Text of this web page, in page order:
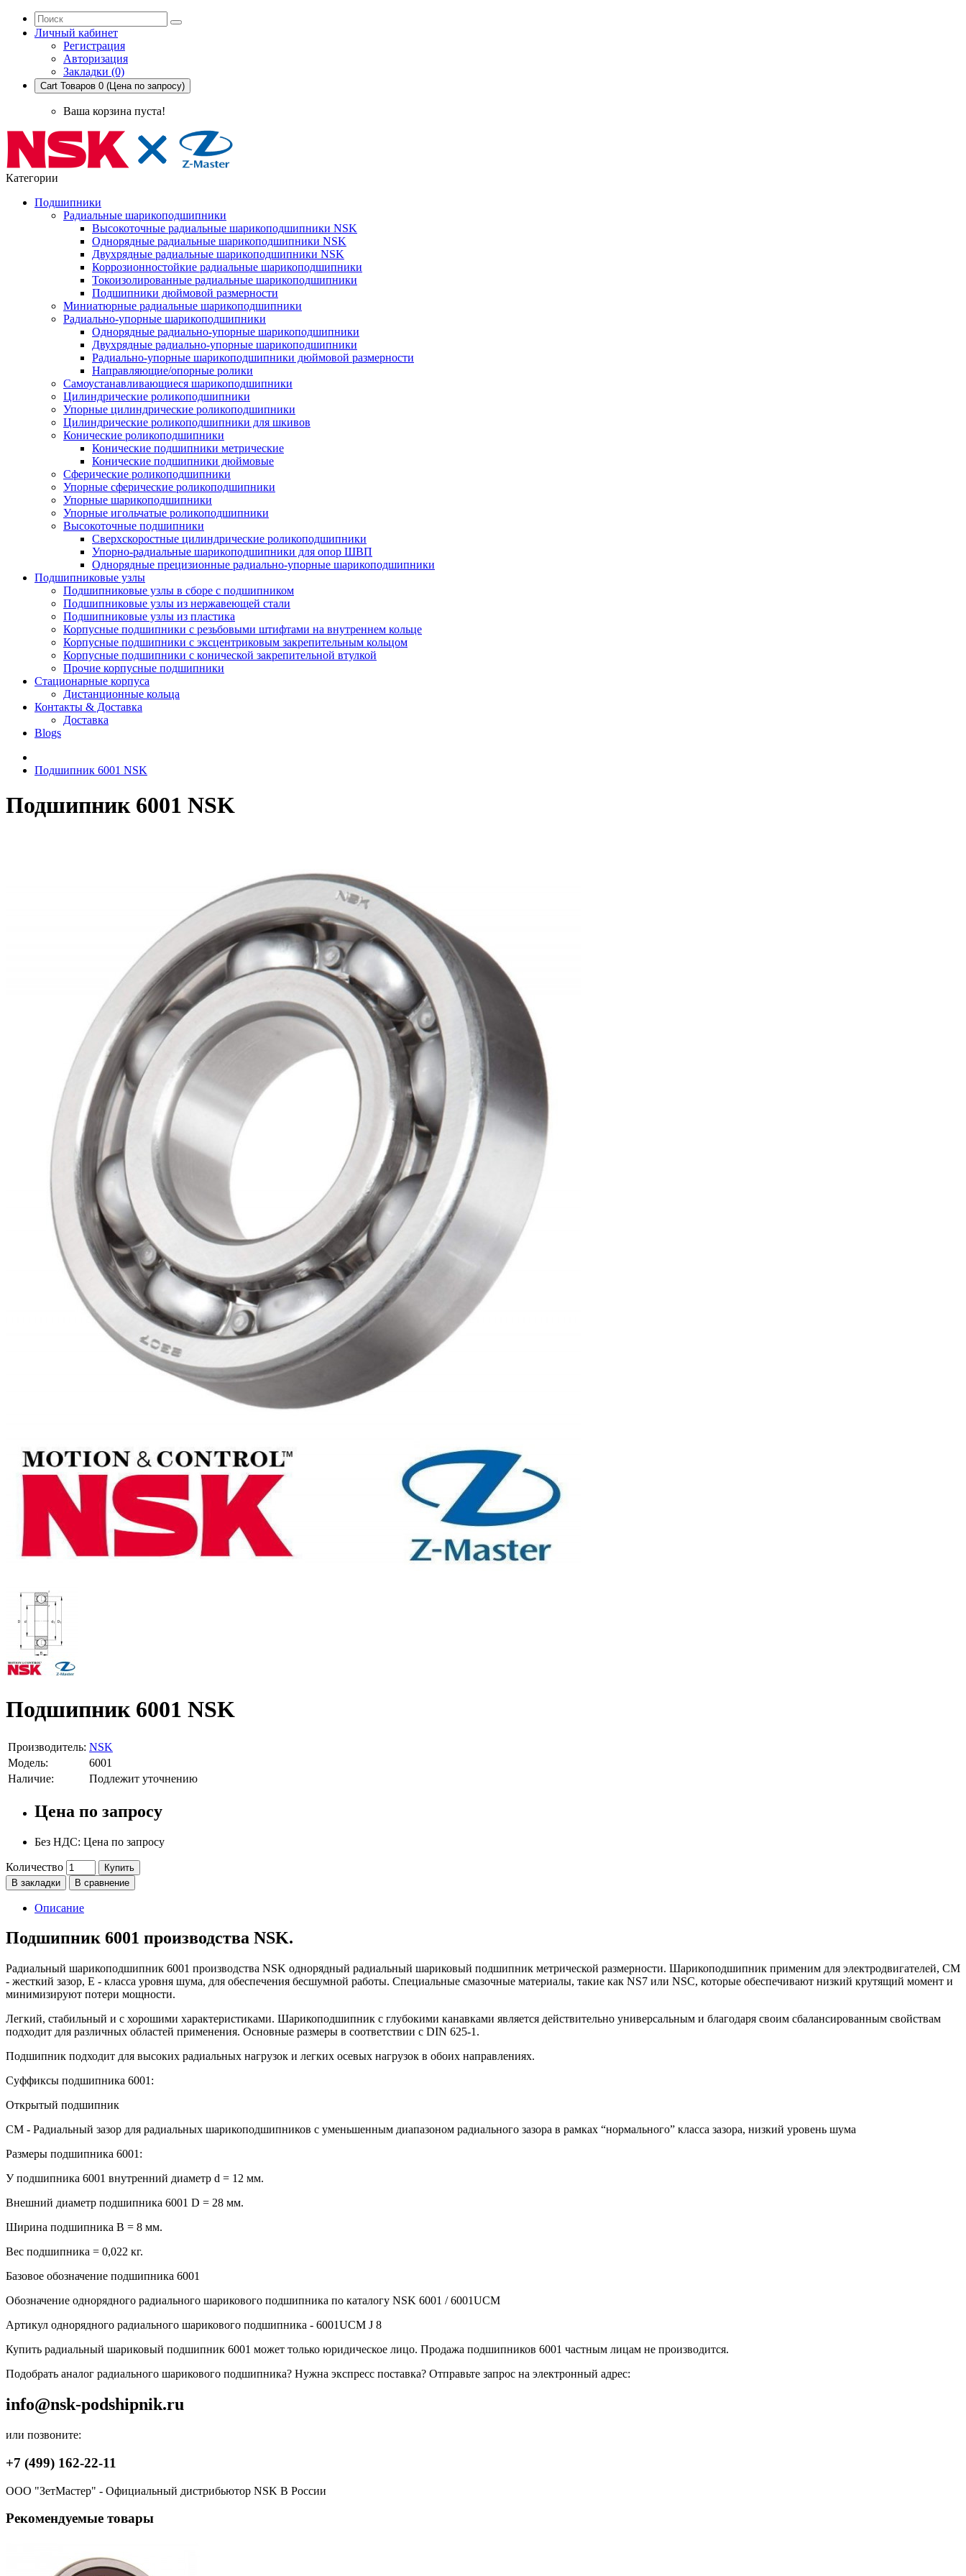
Личный кабинет
Регистрация
Авторизация
Закладки (0)
Cart Товаров 0 (Цена по запросу)
Ваша корзина пуста!
Категории
Подшипники
Радиальные шарикоподшипники
Высокоточные радиальные шарикоподшипники NSK
Однорядные радиальные шарикоподшипники NSK
Двухрядные радиальные шарикоподшипники NSK
Коррозионностойкие радиальные шарикоподшипники
Токоизолированные радиальные шарикоподшипники
Подшипники дюймовой размерности
Миниатюрные радиальные шарикоподшипники
Радиально-упорные шарикоподшипники
Однорядные радиально-упорные шарикоподшипники
Двухрядные радиально-упорные шарикоподшипники
Радиально-упорные шарикоподшипники дюймовой размерности
Направляющие/опорные ролики
Самоустанавливающиеся шарикоподшипники
Цилиндрические роликоподшипники
Упорные цилиндрические роликоподшипники
Цилиндрические роликоподшипники для шкивов
Конические роликоподшипники
Конические подшипники метрические
Конические подшипники дюймовые
Сферические роликоподшипники
Упорные сферические роликоподшипники
Упорные шарикоподшипники
Упорные игольчатые роликоподшипники
Высокоточные подшипники
Сверхскоростные цилиндрические роликоподшипники
Упорно-радиальные шарикоподшипники для опор ШВП
Однорядные прецизионные радиально-упорные шарикоподшипники
Подшипниковые узлы
Подшипниковые узлы в сборе с подшипником
Подшипниковые узлы из нержавеющей стали
Подшипниковые узлы из пластика
Корпусные подшипники с резьбовыми штифтами на внутреннем кольце
Корпусные подшипники с эксцентриковым закрепительным кольцом
Корпусные подшипники с конической закрепительной втулкой
Прочие корпусные подшипники
Стационарные корпуса
Дистанционные кольца
Контакты & Доставка
Доставка
Blogs
Подшипник 6001 NSK
Подшипник 6001 NSK
Подшипник 6001 NSK
Производитель: NSK
Модель:
6001
Наличие:
Подлежит уточнению
Цена по запросу
Без НДС: Цена по запросу
Количество
Купить
В закладки
В сравнение
Описание
Подшипник 6001 производства NSK.
Радиальный шарикоподшипник 6001 производства NSK однорядный радиальный шариковый подшипник метрической размерности. Шарикоподшипник применим для электродвигателей, СМ
- жесткий зазор, Е - класса уровня шума, для обеспечения бесшумной работы. Специальные смазочные материалы, такие как NS7 или NSC, которые обеспечивают низкий крутящий момент и
минимизируют потери мощности.
Легкий, стабильный и с хорошими характеристиками. Шарикоподшипник с глубокими канавками является действительно универсальным и благодаря своим сбалансированным свойствам
подходит для различных областей применения. Основные размеры в соответствии с DIN 625-1.
Подшипник подходит для высоких радиальных нагрузок и легких осевых нагрузок в обоих направлениях.
Суффиксы подшипника 6001:
Открытый подшипник
CM - Радиальный зазор для радиальных шарикоподшипников с уменьшенным диапазоном радиального зазора в рамках “нормального” класса зазора, низкий уровень шума
Размеры подшипника 6001:
У подшипника 6001 внутренний диаметр d = 12 мм.
Внешний диаметр подшипника 6001 D = 28 мм.
Ширина подшипника B = 8 мм.
Вес подшипника = 0,022 кг.
Базовое обозначение подшипника 6001
Обозначение однорядного радиального шарикового подшипника по каталогу NSK 6001 / 6001UCM
Артикул однорядного радиального шарикового подшипника - 6001UCM J 8
Купить радиальный шариковый подшипник 6001 может только юридическое лицо. Продажа подшипников 6001 частным лицам не производится.
Подобрать аналог радиального шарикового подшипника? Нужна экспресс поставка? Отправьте запрос на электронный адрес:
info@nsk-podshipnik.ru
или позвоните:
+7 (499) 162-22-11
ООО "ЗетМастер" - Официальный дистрибьютор NSK В России
Рекомендуемые товары